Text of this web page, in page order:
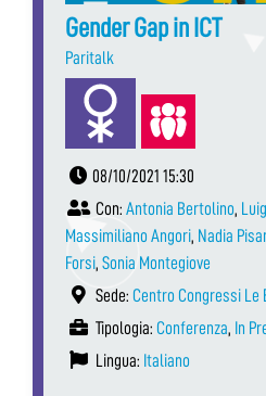
Gender Gap in ICT
Paritalk
08/10/2021 15:30
Con: Antonia Bertolino,
Massimiliano Angori, Nadia
Forsi, Sonia Montegiove
Sede: Centro Congressi Le
Tipologia: Conferenza, In
Lingua: Italiano